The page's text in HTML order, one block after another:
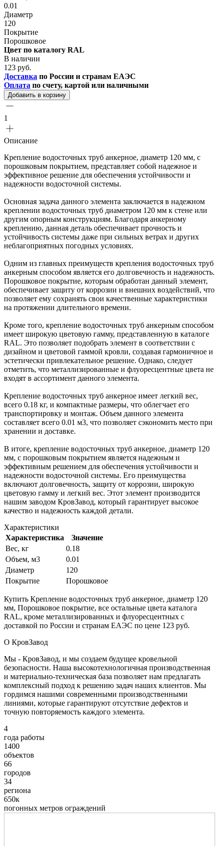
0.01
Диаметр
120
Покрытие
Порошковое
Цвет по каталогу RAL
В наличии
123 руб.
Доставка по России и странам ЕАЭС
Оплата по счету, картой или наличными
Добавить в корзину
1
Описание
Крепление водосточных труб анкерное, диаметр 120 мм, с
порошковым покрытием, представляет собой надежное и
эффективное решение для обеспечения устойчивости и
надежности водосточной системы.
Основная задача данного элемента заключается в надежном
креплении водосточных труб диаметром 120 мм к стене или
другим опорным конструкциям. Благодаря анкерному
креплению, данная деталь обеспечивает прочность и
устойчивость системы даже при сильных ветрах и других
неблагоприятных погодных условиях.
Одним из главных преимуществ крепления водосточных труб
анкерным способом является его долговечность и надежность.
Порошковое покрытие, которым обработан данный элемент,
обеспечивает защиту от коррозии и внешних воздействий, что
позволяет ему сохранять свои качественные характеристики
на протяжении длительного времени.
Кроме того, крепление водосточных труб анкерным способом
имеет широкую цветовую гамму, представленную в каталоге
RAL. Это позволяет подобрать элемент в соответствии с
дизайном и цветовой гаммой кровли, создавая гармоничное и
эстетически привлекательное решение. Однако, следует
отметить, что металлизированные и флуоресцентные цвета не
входят в ассортимент данного элемента.
Крепление водосточных труб анкерное имеет легкий вес,
всего 0.18 кг, и компактные размеры, что облегчает его
транспортировку и монтаж. Объем данного элемента
составляет всего 0.01 м3, что позволяет сэкономить место при
хранении и доставке.
В итоге, крепление водосточных труб анкерное, диаметр 120
мм, с порошковым покрытием является надежным и
эффективным решением для обеспечения устойчивости и
надежности водосточной системы. Его преимущества
включают долговечность, защиту от коррозии, широкую
цветовую гамму и легкий вес. Этот элемент производится
нашим заводом КровЗавод, который гарантирует высокое
качество и надежность каждой детали.
Характеристики
Характеристика
Значение
Вес, кг
0.18
Объем, м3
0.01
Диаметр
120
Покрытие
Порошковое
Купить Крепление водосточных труб анкерное, диаметр 120
мм, Порошковое покрытие, все остальные цвета каталога
RAL, кроме металлизированных и флуоресцентных с
доставкой по России и странам ЕАЭС по цене 123 руб.
О КровЗавод
Мы - КровЗавод, и мы создаем будущее кровельной
безопасности. Наша высокотехнологичная производственная
и материально-техническая база позволяет нам предлагать
комплексный подход к решению задач наших клиентов. Мы
гордимся нашими современными производственными
линиями, которые гарантируют отсутствие дефектов и
точную повторяемость каждого элемента.
4
года работы
1400
объектов
66
городов
34
региона
650к
погонных метров ограждений